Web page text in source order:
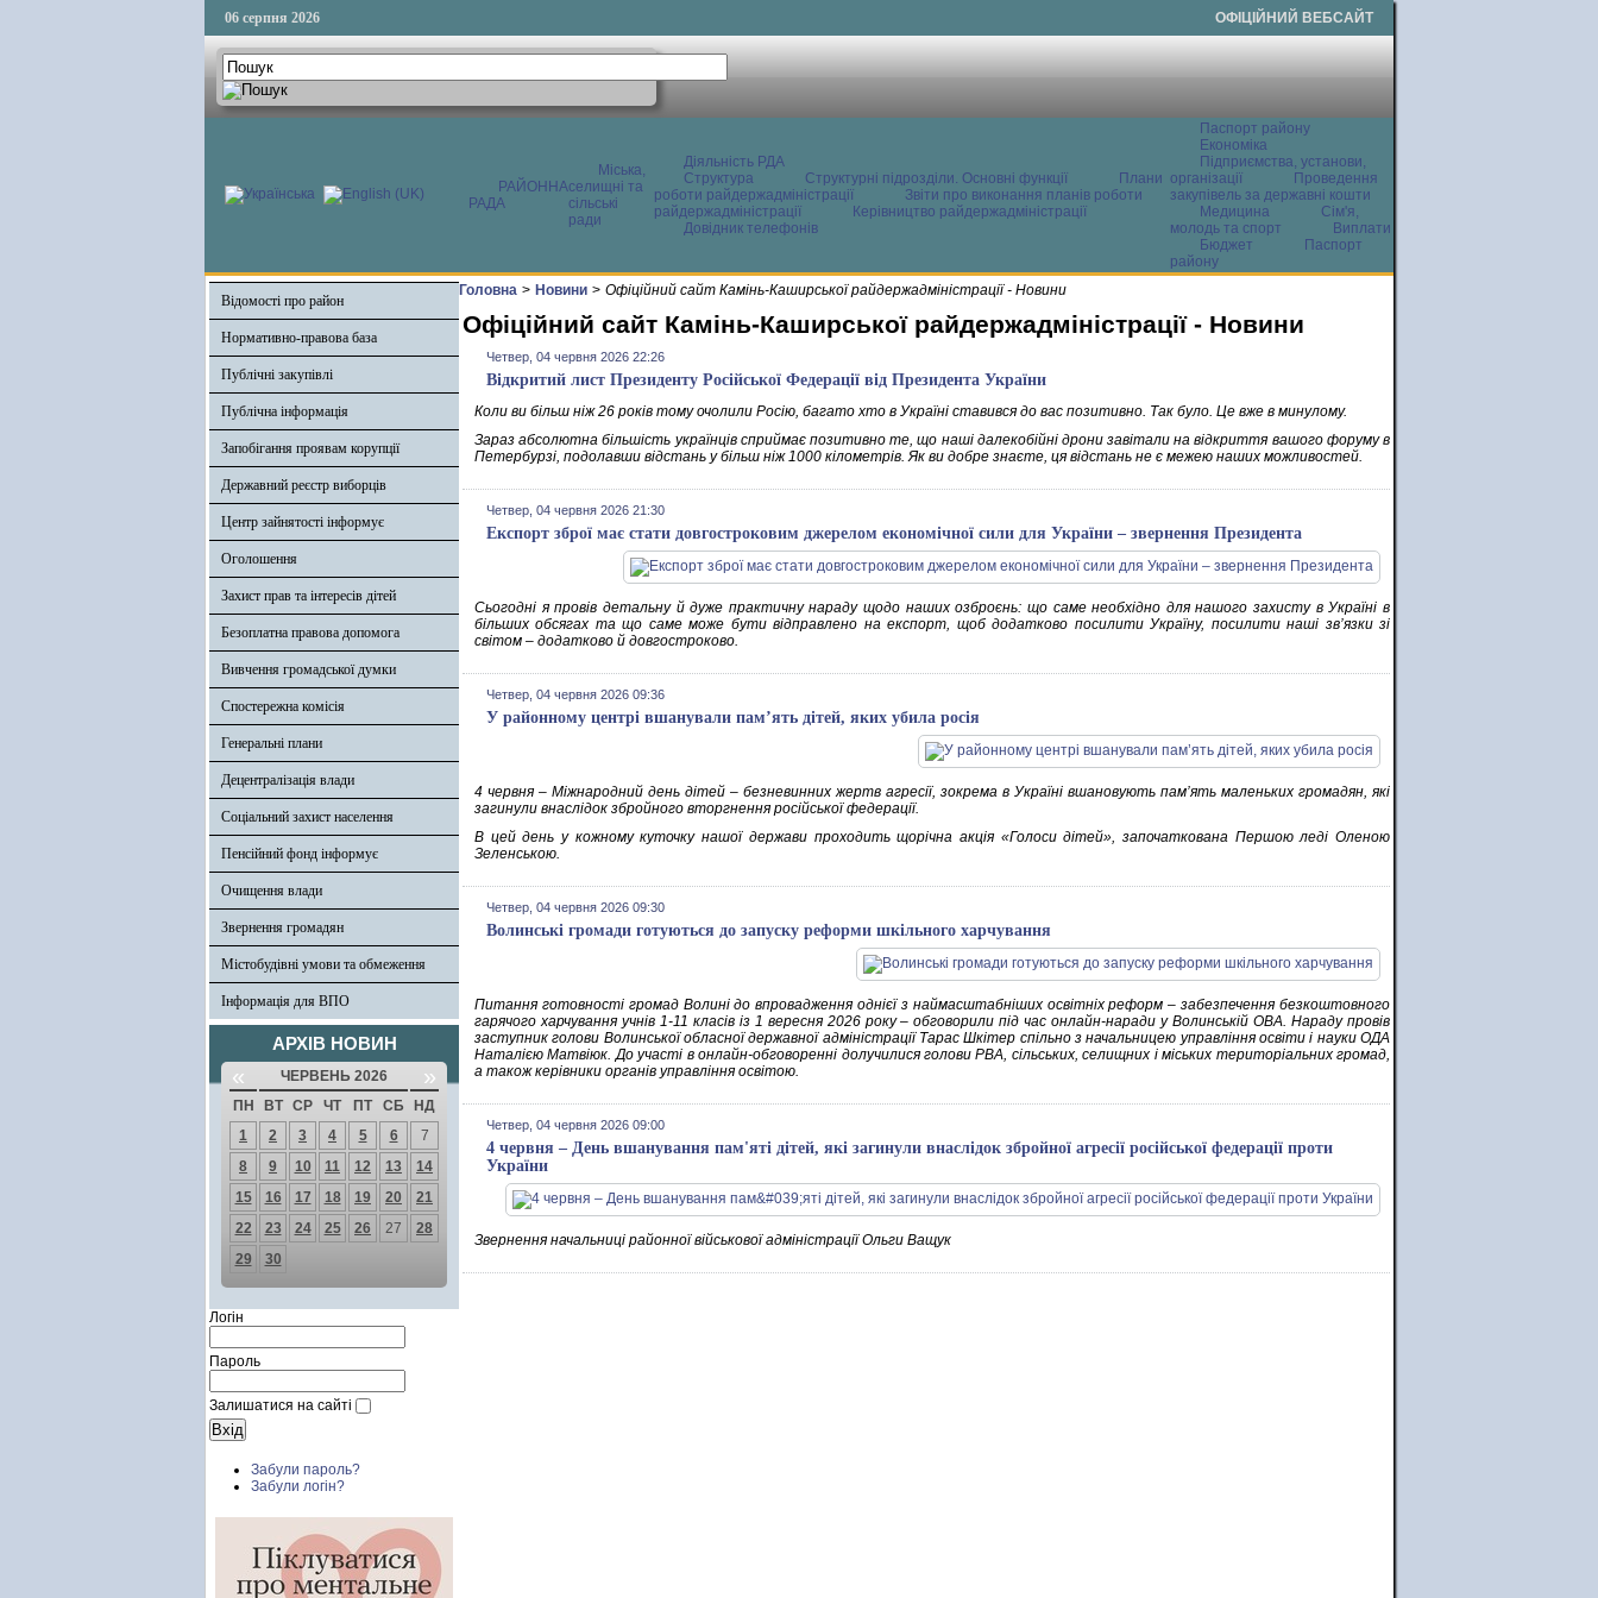
06 серпня 2026 ОФІЦІЙНИЙ ВЕБСАЙТ
РАЙОННА
РАДА
Міська,
селищні та
сільські
ради
Діяльність РДА
Структура
Структурні підрозділи. Основні функції
Плани
роботи райдержадміністрації
Звіти про виконання планів роботи
райдержадміністрації
Керівництво райдержадміністрації
Довідник телефонів
Паспорт району
Економіка
Підприємства, установи,
організації
Проведення
закупівель за державні кошти
Медицина
Сім'я,
молодь та спорт
Виплати
Бюджет
Паспорт
району
Відомості про район
Нормативно-правова база
Публічні закупівлі
Публічна інформація
Запобігання проявам корупції
Державний реєстр виборців
Центр зайнятості інформує
Оголошення
Захист прав та інтересів дітей
Безоплатна правова допомога
Вивчення громадської думки
Спостережна комісія
Генеральні плани
Децентралізація влади
Соціальний захист населення
Пенсійний фонд інформує
Очищення влади
Звернення громадян
Містобудівні умови та обмеження
Інформація для ВПО
АРХІВ НОВИН
« ЧЕРВЕНЬ 2026 »
ПН ВТ СР ЧТ ПТ СБ
НД
1
2 3 4 5 6
7
8
9 10 11 12 13
14
15
16 17 18 19 20
21
22
23 24 25 26 27
28
29
30
Логін
Пароль
Залишатися на сайті
Забули пароль?
Забули логін?
Головна > Новини > Офіційний сайт Камінь-Каширської райдержадміністрації - Новини
Офіційний сайт Камінь-Каширської райдержадміністрації - Новини
Четвер, 04 червня 2026 22:26
Відкритий лист Президенту Російської Федерації від Президента України
Коли ви більш ніж 26 років тому очолили Росію, багато хто в Україні ставився до вас позитивно. Так було. Це вже в минулому.
Зараз абсолютна більшість українців сприймає позитивно те, що наші далекобійні дрони завітали на відкриття вашого форуму в
Петербурзі, подолавши відстань у більш ніж 1000 кілометрів. Як ви добре знаєте, ця відстань не є межею наших можливостей.
Четвер, 04 червня 2026 21:30
Експорт зброї має стати довгостроковим джерелом економічної сили для України – звернення Президента
Сьогодні я провів детальну й дуже практичну нараду щодо наших озброєнь: що саме необхідно для нашого захисту в Україні в
більших обсягах та що саме може бути відправлено на експорт, щоб додатково посилити Україну, посилити наші зв’язки зі
світом – додатково й довгостроково.
Четвер, 04 червня 2026 09:36
У районному центрі вшанували пам’ять дітей, яких убила росія
4 червня – Міжнародний день дітей – безневинних жертв агресії, зокрема в Україні вшановують пам’ять маленьких громадян, які
загинули внаслідок збройного вторгнення російської федерації.
В цей день у кожному куточку нашої держави проходить щорічна акція «Голоси дітей», започаткована Першою леді Оленою
Зеленською.
Четвер, 04 червня 2026 09:30
Волинські громади готуються до запуску реформи шкільного харчування
Питання готовності громад Волині до впровадження однієї з наймасштабніших освітніх реформ – забезпечення безкоштовного
гарячого харчування учнів 1-11 класів із 1 вересня 2026 року – обговорили під час онлайн-наради у Волинській ОВА. Нараду провів
заступник голови Волинської обласної державної адміністрації Тарас Шкітер спільно з начальницею управління освіти і науки ОДА
Наталією Матвіюк. До участі в онлайн-обговоренні долучилися голови РВА, сільських, селищних і міських територіальних громад,
а також керівники органів управління освітою.
Четвер, 04 червня 2026 09:00
4 червня – День вшанування пам'яті дітей, які загинули внаслідок збройної агресії російської федерації проти
України
Звернення начальниці районної військової адміністрації Ольги Ващук